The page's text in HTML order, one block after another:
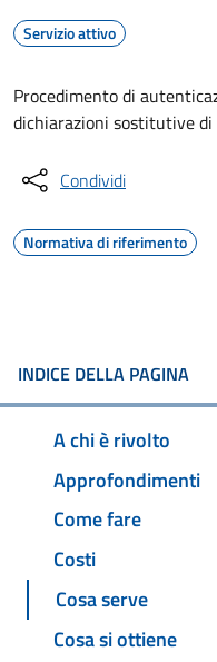
Servizio attivo
Procedimento di
dichiarazioni sostitutive
Condividi
Normativa di riferimento
INDICE DELLA PAGINA
A chi è rivolto
Approfondimenti
Come fare
Costi
Cosa serve
Cosa si ottiene